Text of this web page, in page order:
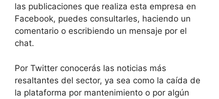
las publicaciones que realiza esta empresa en
Facebook, puedes consultarles, haciendo un
comentario o escribiendo un mensaje por el
chat.
Por Twitter conocerás las noticias más
resaltantes del sector, ya sea como la caída de
la plataforma por mantenimiento o por algún